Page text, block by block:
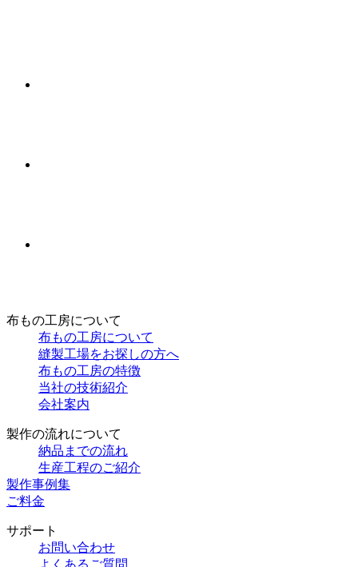
布もの工房について
布もの工房について
縫製工場をお探しの方へ
布もの工房の特徴
当社の技術紹介
会社案内
製作の流れについて
納品までの流れ
生産工程のご紹介
製作事例集
ご料金
サポート
お問い合わせ
よくあるご質問